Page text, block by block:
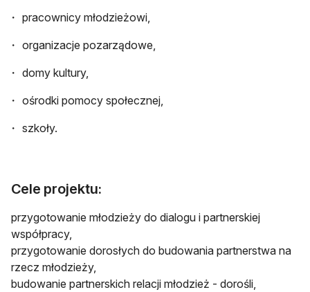
pracownicy młodzieżowi,
organizacje pozarządowe,
domy kultury,
ośrodki pomocy społecznej,
szkoły.
Cele projektu:
przygotowanie młodzieży do dialogu i partnerskiej
współpracy,
przygotowanie dorosłych do budowania partnerstwa na
rzecz młodzieży,
budowanie partnerskich relacji młodzież - dorośli,